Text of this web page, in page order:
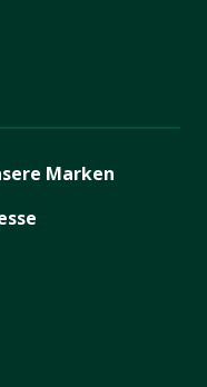
Marken